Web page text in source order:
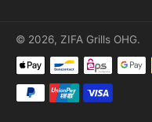
© 2026, ZIFA Grills OHG.
Zahlungsmethoden